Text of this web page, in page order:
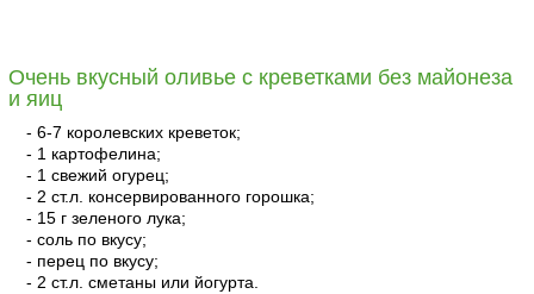
Очень вкусный оливье с креветками без майонеза
и яиц
- 6-7 королевских креветок;
- 1 картофелина;
- 1 свежий огурец;
- 2 ст.л. консервированного горошка;
- 15 г зеленого лука;
- соль по вкусу;
- перец по вкусу;
- 2 ст.л. сметаны или йогурта.